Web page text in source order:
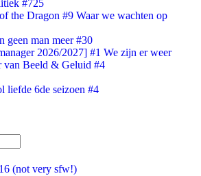
#725
the Dragon #9 Waar we wachten op
geen man meer #30
2026/2027] #1 We zijn er weer
van Beeld & Geluid #4
6de seizoen #4
(not very sfw!)